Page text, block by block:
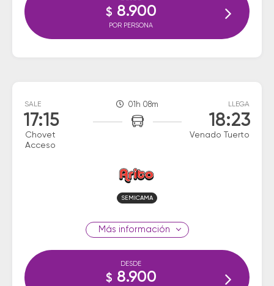
$ 8.900
POR PERSONA
SALE
17:15
Chovet
Acceso
01h 08m LLEGA
18:23
Venado Tuerto
SEMICAMA
información
DESDE
$ 8.900